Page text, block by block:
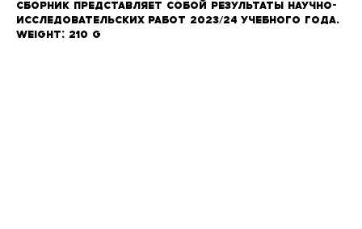
Сборник представляет собой результаты научно-
исследовательских работ 2023/24 учебного года.
Weight: 210 g